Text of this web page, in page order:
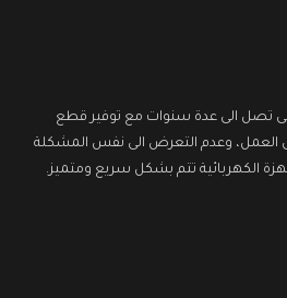
تصل الى عدة سنوات مع توفير قطع
العمل، وعدم التعرض الى نفس المشكلة
الكهربائية تتم بشكل سريع ومتميز.